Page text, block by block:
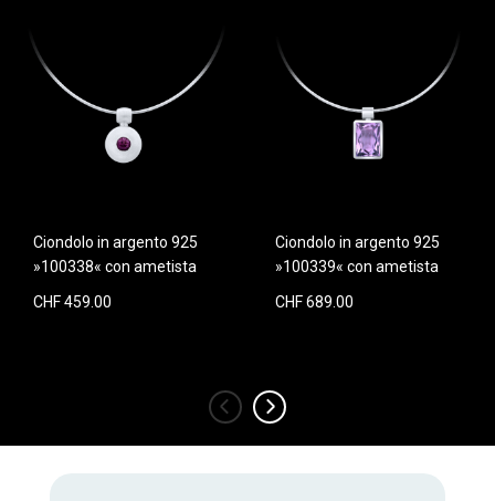
Ciondolo in argento 925
»100338« con ametista
CHF 459.00
Ciondolo in argento 925
»100339« con ametista
CHF 689.00
‹ ›